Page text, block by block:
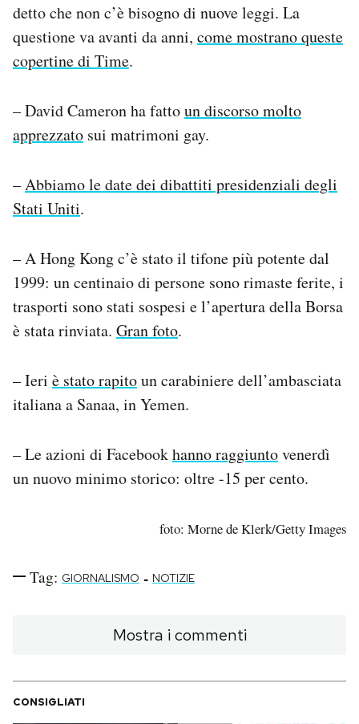
detto che non c’è bisogno di nuove leggi. La
questione va avanti da anni, come mostrano queste
copertine di Time.
– David Cameron ha fattoun discorso molto
apprezzato sui matrimoni gay.
–Abbiamo le date dei dibattiti presidenziali degli
Stati Uniti.
– A Hong Kong c’è stato il tifone più potente dal
1999: un centinaio di persone sono rimaste ferite, i
trasporti sono stati sospesi e l’apertura della Borsa
è stata rinviata. Gran foto.
– Ieri è stato rapitoun carabiniere dell’ambasciata
italiana a Sanaa, in Yemen.
– Le azioni di Facebookhanno raggiuntovenerdì
un nuovo minimo storico: oltre -15 per cento.
foto: Morne de Klerk/Getty Images
Tag: GIORNALISMO - NOTIZIE
Mostra i commenti
CONSIGLIATI